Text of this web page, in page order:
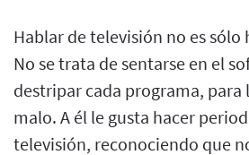
Hablar de televisión no es sólo
No se trata de sentarse en el
destripar cada programa, para
malo. A él le gusta hacer
televisión, reconociendo que